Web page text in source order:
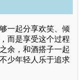
一起分享欢笑、倾
而是享受这个过程
余，和酒搭子一起
少年轻人乐于追求